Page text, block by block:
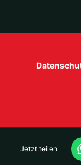
Jetzt teilen